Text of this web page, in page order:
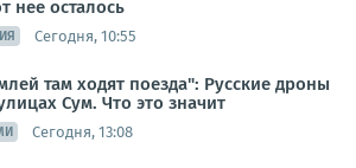
нее осталось
Сегодня, 10:55
там ходят поезда": Русские дроны
Сум. Что это значит
Сегодня, 13:08